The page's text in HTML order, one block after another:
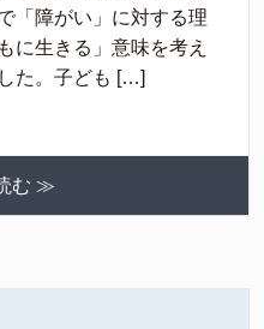
「障がい」に対する理
に生きる」意味を考え
た。子ども […]
む ≫